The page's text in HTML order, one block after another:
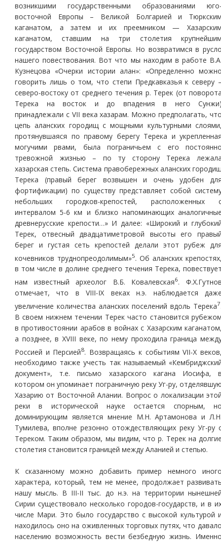
возникшими государственными образованиями
восточной Европы – Великой Болгарией и
каганатом, а затем и их преемником —
каганатом, ставшим на три столетия
государством Восточной Европы. Но возвратимся в
нашего повествования. Вот что мы находим в работе
Кузнецова «Очерки истории алан»: «Определенно
говорить лишь о том, что степи Предкавказья к северу
северо-востоку от среднего течения р. Терек (от
Терека на восток и до впадения в него
принадлежали с VII века хазарам. Можно предполагать,
цепь аланских городищ с мощными культурными
протянувшаяся по правому берегу Терека и
могучими рвами, была пограничьем с его
тревожной жизнью – по ту сторону Терека
хазарская степь. Система правобережных аланских
Терека (правый берег возвышен и очень удобен
фортификации) по существу представляет собой
небольших городков-крепостей, расположенных
интервалом 5-6 км и близко напоминающих
древнерусские крепости…» И далее: «Широкий и
Терек, отвесный двадцатиметровой высоты его
берег и густая сеть крепостей делали этот рубеж
кочевников труднопреодолимым»5. Об аланских
в том числе в долине среднего течения Терека,
нам известный археолог В.Б. Ковалевская6.
отмечает, что в VIII-IХ веках н.э. наблюдается
увеличение количества аланских поселений вдоль Терека7
В своем нижнем течении Терек часто становится
в противостоянии арабов в войнах с Хазарским
а позднее, в XVIII веке, по нему проходила граница
Россией и Персией8. Возвращаясь к событиям VII-Х
необходимо также учесть так называемый
документ», т.е. письмо хазарского кагана Иосифа,
котором он упоминает пограничную реку Уг-ру,
Хазарию от Восточной Алании. Вопрос о локализации
реки в исторической науке остается спорным,
доминирующим является мнение М.Н. Артамонова и
Тумилева, вполне резонно отождествляющих реку Уг-ру
Тереком. Таким образом, мы видим, что р. Терек на
столетия становится границей между Аланией и степью.
К сказанному можно добавить пример немного
характера, который, тем не менее, продолжает
нашу мысль. В III-II тыс. до н.э. на территории
Сирии существовало несколько городов-государств, и в
числе Мари. Это было государство с высокой культурой
находилось оно на оживленных торговых путях, что
населению возможность вести безбедную жизнь.